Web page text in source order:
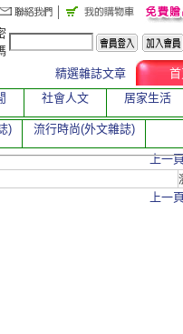
上一
上一頁
精選雜誌文章
首
社會人文 居家生活
) 流行時尚(外文雜誌)